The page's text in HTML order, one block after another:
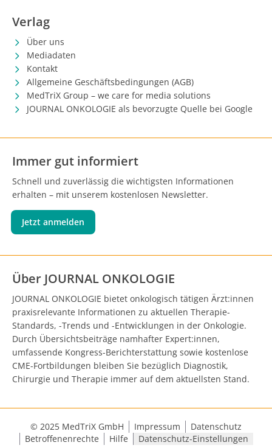
Verlag
Über uns
Mediadaten
Kontakt
Allgemeine Geschäftsbedingungen (AGB)
MedTriX Group – we care for media solutions
JOURNAL ONKOLOGIE als bevorzugte Quelle bei Google
Immer gut informiert
Schnell und zuverlässig die wichtigsten Informationen
erhalten – mit unserem kostenlosen Newsletter.
Jetzt anmelden
Über JOURNAL ONKOLOGIE
JOURNAL ONKOLOGIE bietet onkologisch tätigen Ärzt:innen
praxisrelevante Informationen zu aktuellen Therapie-
Standards, -Trends und -Entwicklungen in der Onkologie.
Durch Übersichtsbeiträge namhafter Expert:innen,
umfassende Kongress-Berichterstattung sowie kostenlose
CME-Fortbildungen bleiben Sie bezüglich Diagnostik,
Chirurgie und Therapie immer auf dem aktuellsten Stand.
© 2025 MedTriX GmbH Impressum
Datenschutz
Betroffenenrechte
Hilfe Datenschutz-Einstellungen